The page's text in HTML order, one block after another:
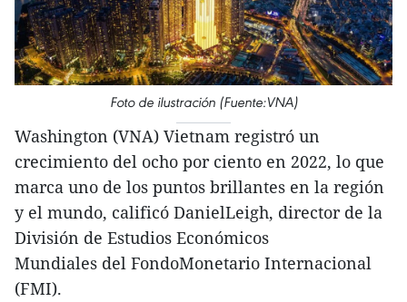
Foto de ilustración (Fuente:VNA)
Washington (VNA) Vietnam registró un
crecimiento del ocho por ciento en 2022, lo que
marca uno de los puntos brillantes en la región
y el mundo, calificó DanielLeigh, director de la
División de Estudios Económicos
Mundiales del FondoMonetario Internacional
(FMI).